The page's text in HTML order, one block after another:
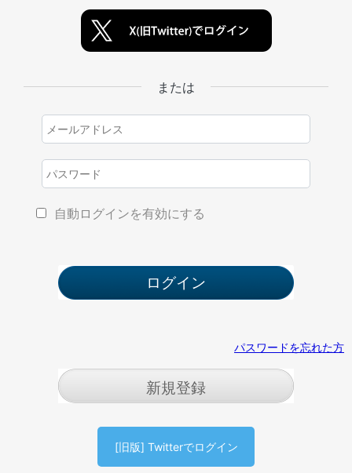
または
自動ログインを有効にする
パスワードを忘れた方
新規登録
[旧版] Twitterでログイン